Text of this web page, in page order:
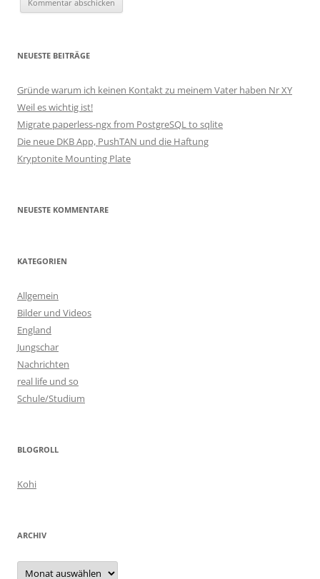
NEUESTE BEITRÄGE
Gründe warum ich keinen Kontakt zu meinem Vater haben Nr XY
Weil es wichtig ist!
Migrate paperless-ngx from PostgreSQL to sqlite
Die neue DKB App, PushTAN und die Haftung
Kryptonite Mounting Plate
NEUESTE KOMMENTARE
KATEGORIEN
Allgemein
Bilder und Videos
England
Jungschar
Nachrichten
real life und so
Schule/Studium
BLOGROLL
Kohi
ARCHIV
Archiv